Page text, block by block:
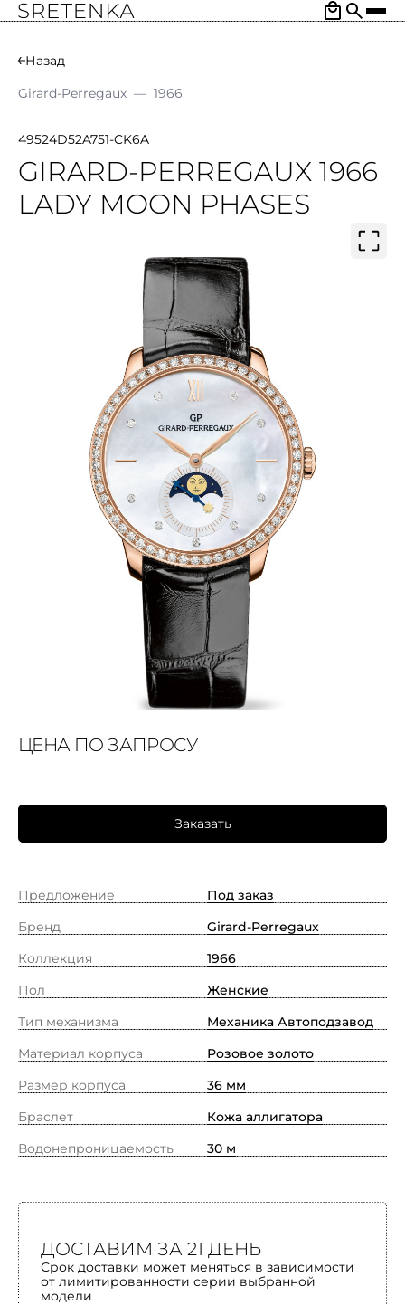
Назад
Girard-Perregaux — 1966
49524D52A751-CK6A
GIRARD-PERREGAUX 1966
LADY MOON PHASES
ЦЕНА ПО ЗАПРОСУ
Заказать
Предложение
Под заказ
Бренд
Girard-Perregaux
Коллекция
1966
Пол
Женские
Тип механизма
Механика Автоподзавод
Материал корпуса
Розовое золото
Размер корпуса
36 мм
Браслет
Кожа аллигатора
Водонепроницаемость
30 м
ДОСТАВИМ ЗА 21 ДЕНЬ
Срок доставки может меняться в зависимости
от лимитированности серии выбранной
модели